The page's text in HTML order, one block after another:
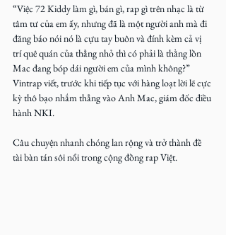
“Việc 72 Kiddy làm gì, bán gì, rap gì trên nhạc là từ
tâm tư của em ấy, nhưng đã là một người anh mà đi
đăng báo nói nó là cựu tay buôn và đính kèm cả vị
trí quê quán của thẳng nhỏ thì có phải là thằng lồn
Mac đang bóp dái người em của mình không?”
Vintrap viết, trước khi tiếp tục với hàng loạt lời lẽ cực
kỳ thô bạo nhắm thẳng vào Anh Mac, giám đốc điều
hành NKI.
Câu chuyện nhanh chóng lan rộng và trở thành đề
tài bàn tán sôi nổi trong cộng đồng rap Việt.